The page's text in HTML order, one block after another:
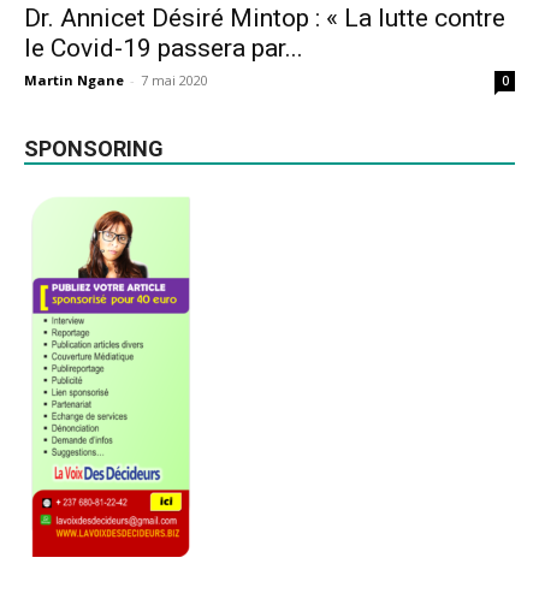
Dr. Annicet Désiré Mintop : « La lutte contre
le Covid-19 passera par...
Martin Ngane - 7 mai 2020 0
SPONSORING